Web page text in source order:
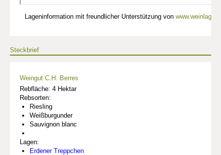
Lageninformation mit freundlicher Unterstützung von
Steckbrief
Weingut C.H. Berres
Rebfläche: 4 Hektar
Rebsorten:
Riesling
Weißburgunder
Sauvignon blanc
Lagen:
Erdener Treppchen